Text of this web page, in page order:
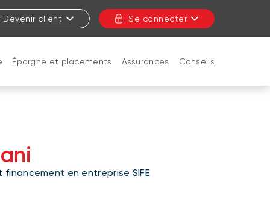
Devenir client Se connecter
Épargne et placements Assurances Conseils
en entreprise SIFE